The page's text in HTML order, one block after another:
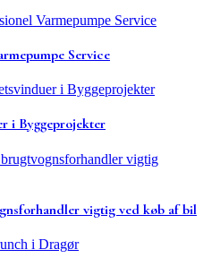
Service
i Byggeprojekter
vigtig ved køb af bil